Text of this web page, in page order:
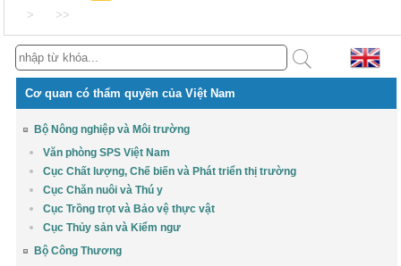
> >>
Cơ quan có thẩm quyền của Việt Nam
Bộ Nông nghiệp và Môi trường
Văn phòng SPS Việt Nam
Cục Chất lượng, Chế biến và Phát triển thị trường
Cục Chăn nuôi và Thú y
Cục Trồng trọt và Bảo vệ thực vật
Cục Thủy sản và Kiểm ngư
Bộ Công Thương